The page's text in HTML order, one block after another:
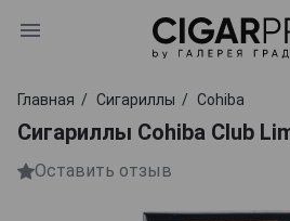
Главная Сигариллы Cohiba
Сигариллы Cohiba Club
Оставить отзыв